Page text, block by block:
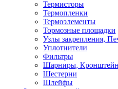
Термисторы
Термопленки
Термоэлементы
Тормозные площадки
Узлы закрепления,
Уплотнители
Фильтры
Шарниры,
Шестерни
Шлейфы